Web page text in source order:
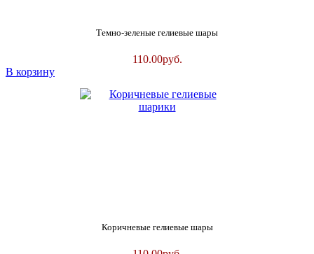
Темно-зеленые гелиевые шары
110.00руб.
В корзину
Коричневые гелиевые шары